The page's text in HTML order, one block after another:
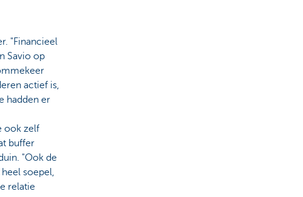
"Financieel
Savio op
actief is,
hadden er
ook zelf
buffer
"Ook de
soepel,
relatie